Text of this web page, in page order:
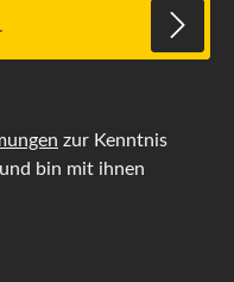
zur Kenntnis
bin mit ihnen